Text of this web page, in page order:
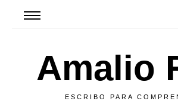
Amalio
ESCRIBO PARA